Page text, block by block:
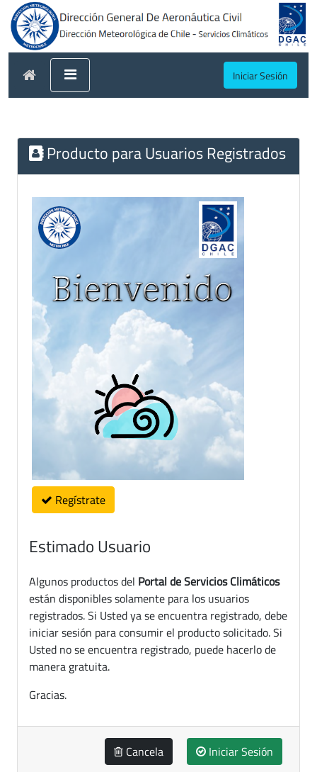
Iniciar Sesión
Producto para Usuarios Registrados
Regístrate
Estimado Usuario
Algunos productos del Portal de Servicios Climáticos
están disponibles solamente para los usuarios
registrados. Si Usted ya se encuentra registrado, debe
iniciar sesión para consumir el producto solicitado. Si
Usted no se encuentra registrado, puede hacerlo de
manera gratuita.
Gracias.
Cancela Iniciar Sesión